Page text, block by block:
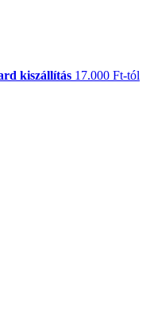
kiszállítás 17.000 Ft-tól